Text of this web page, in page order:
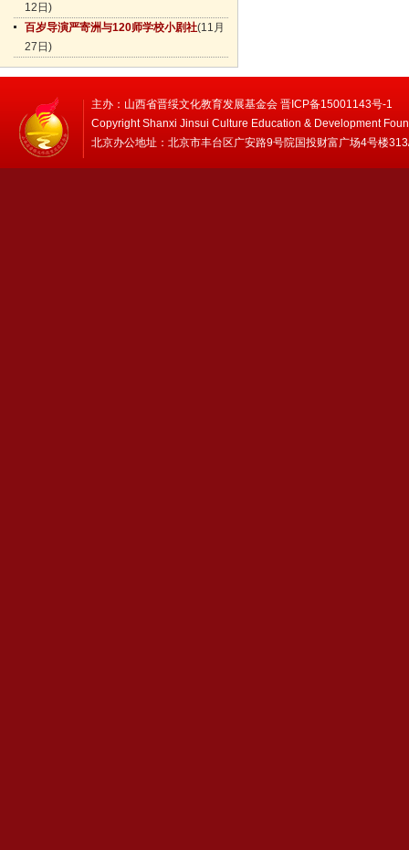
12日)
百岁导演严寄洲与120师学校小剧社(11月
27日)
主办：山西省晋绥文化教育发展基金会 晋ICP备15001143号-1
Copyright Shanxi Jinsui Culture Education & Development
北京办公地址：北京市丰台区广安路9号院国投财富广场4号楼